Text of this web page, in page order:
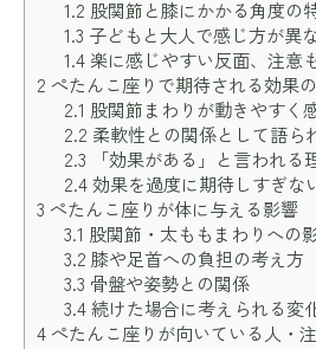
1.2 股関節と膝にかかる角度の
1.3 子どもと大人で感じ方が異
1.4楽に感じやすい反面、注意
2 ぺたんこ座りで期待される効果
2.1 股関節まわりが動きやすく
2.2 柔軟性との関係として語ら
2.3 「効果がある」と言われる
2.4効果を過度に期待しすぎな
3 ぺたんこ座りが体に与える影響
3.1 股関節・太ももまわりへの
3.2 膝や足首への負担の考え方
3.3 骨盤や姿勢との関係
3.4続けた場合に考えられる変
4 ぺたんこ座りが向いている人・